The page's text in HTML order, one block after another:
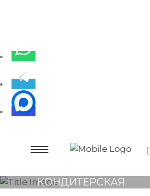
КОНДИТЕРСКАЯ